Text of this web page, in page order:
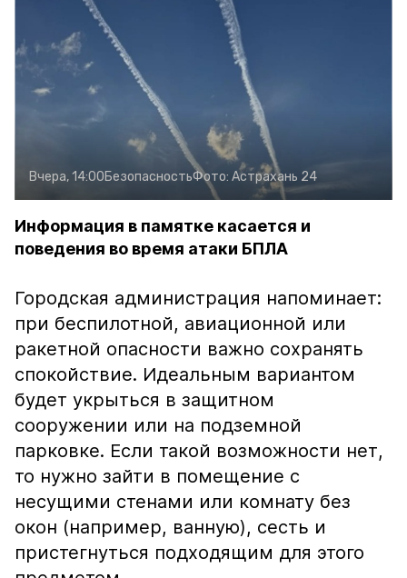
Вчера, 14:00БезопасностьФото: Астрахань 24
Информация в памятке касается и
поведения во время атаки БПЛА
Городская администрация напоминает:
при беспилотной, авиационной или
ракетной опасности важно сохранять
спокойствие. Идеальным вариантом
будет укрыться в защитном
сооружении или на подземной
парковке. Если такой возможности нет,
то нужно зайти в помещение с
несущими стенами или комнату без
окон (например, ванную), сесть и
пристегнуться подходящим для этого